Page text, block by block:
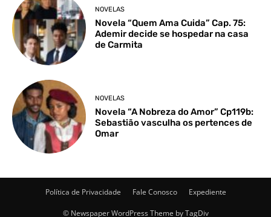
NOVELAS
Novela “Quem Ama Cuida” Cap. 75:
Ademir decide se hospedar na casa
de Carmita
NOVELAS
Novela “A Nobreza do Amor” Cp119b:
Sebastião vasculha os pertences de
Omar
Política de Privacidade Fale Conosco Expediente
© Newspaper WordPress Theme by TagDiv